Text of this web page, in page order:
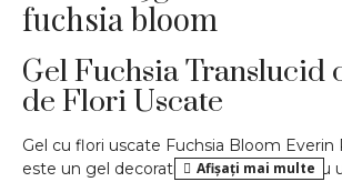
fuchsia bloom
Gel Fuchsia Translucid
de Flori Uscate
Gel cu flori uscate Fuchsia Bloom Everin
este un gel decorativ profesional pentru